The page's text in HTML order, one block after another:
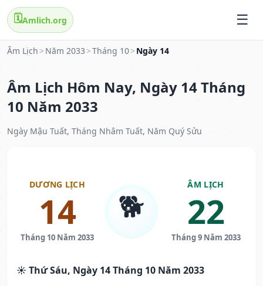
🗓️Amlich.org
Âm Lịch > Năm 2033 >Tháng 10> Ngày 14
Âm Lịch Hôm Nay, Ngày 14 Tháng
10 Năm 2033
Ngày Mậu Tuất, Tháng Nhâm Tuất, Năm Quý Sửu
DƯƠNG LỊCH
14
Tháng 10 Năm 2033
🐕
ÂM LỊCH
22
Tháng 9 Năm 2033
☀️ Thứ Sáu, Ngày 14 Tháng 10 Năm 2033